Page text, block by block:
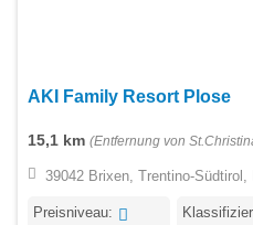
AKI Family Resort Plose
15,1 km (Entfernung von
39042 Brixen, Trentino-Südtirol,
Preisniveau: